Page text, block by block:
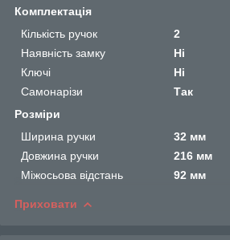
Комплектація
Кількість ручок
2
Наявність замку
Ні
Ключі
Ні
Самонарізи
Так
Розміри
Ширина ручки
32 мм
Довжина ручки
216 мм
Міжосьова відстань
92 мм
Приховати